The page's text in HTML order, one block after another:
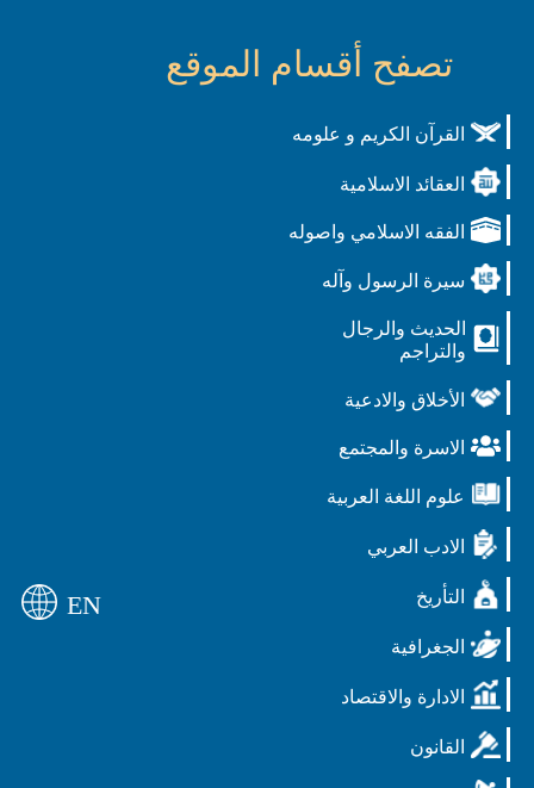
تصفح أقسام الموقع
القرآن الكريم و علومه
العقائد الاسلامية
الفقه الاسلامي واصوله
سيرة الرسول وآله
الحديث والرجال
والتراجم
الأخلاق والادعية
الاسرة والمجتمع
علوم اللغة العربية
الادب العربي
التأريخ
الجغرافية
الادارة والاقتصاد
القانون
EN